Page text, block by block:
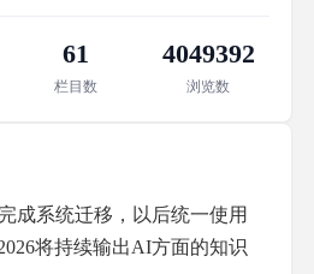
61
栏目数
4049392
浏览数
成系统迁移，以后统一使用
将持续输出AI方面的知识